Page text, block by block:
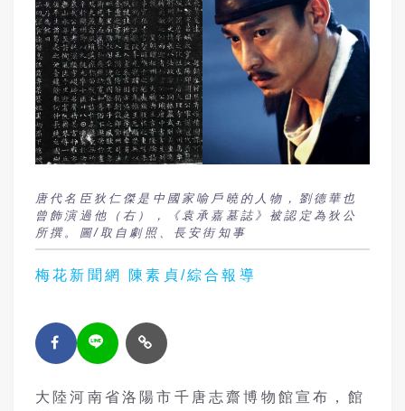
唐代名臣狄仁傑是中國家喻戶曉的人物，劉德華也
曾飾演過他（右），《袁承嘉墓誌》被認定為狄公
所撰。圖/取自劇照、長安街知事
梅花新聞網 陳素貞/綜合報導
大陸河南省洛陽市千唐志齋博物館宣布，館